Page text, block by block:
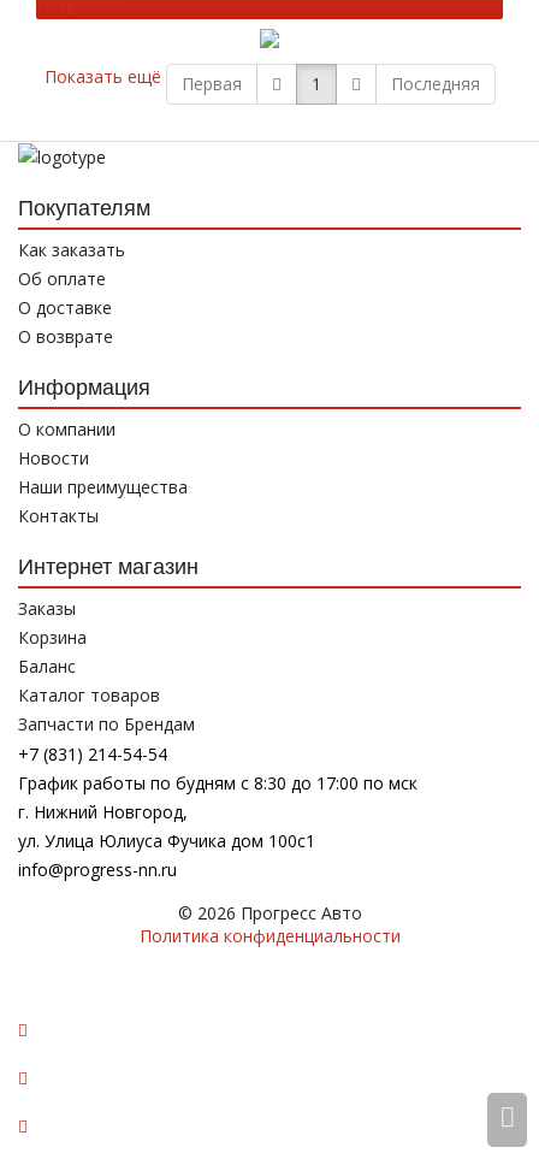
Показать ещё Первая 1 Последняя
Покупателям
Как заказать
Об оплате
О доставке
О возврате
Информация
О компании
Новости
Наши преимущества
Контакты
Интернет магазин
Заказы
Корзина
Баланс
Каталог товаров
Запчасти по Брендам
+7 (831) 214-54-54
График работы по будням с 8:30 до 17:00 по мск
г. Нижний Новгород,
ул. Улица Юлиуса Фучика дом 100с1
info@progress-nn.ru
© 2026 Прогресс Авто
Политика конфиденциальности